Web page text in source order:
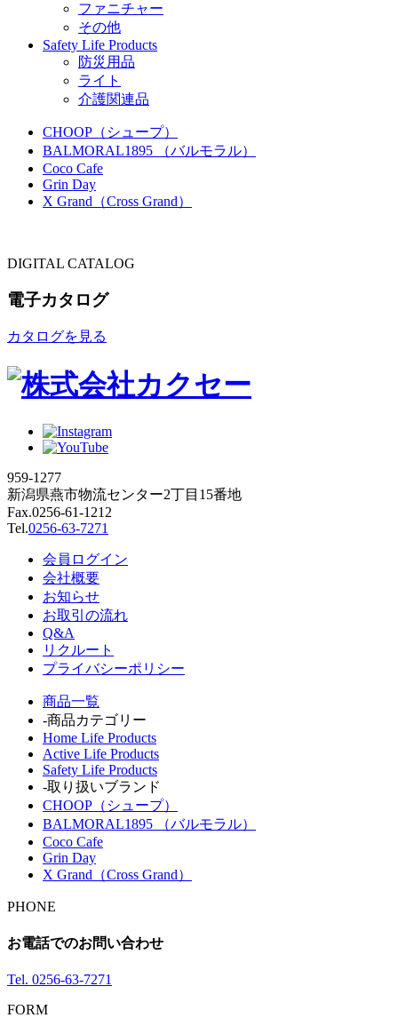
ファニチャー
その他
Safety Life Products
防災用品
ライト
介護関連品
CHOOP（シュープ）
BALMORAL1895 （バルモラル）
Coco Cafe
Grin Day
X Grand（Cross Grand）
DIGITAL CATALOG
電子カタログ
カタログを見る
959-1277
新潟県燕市物流センター2丁目15番地
Fax.0256-61-1212
Tel.0256-63-7271
会員ログイン
会社概要
お知らせ
お取引の流れ
Q&A
リクルート
プライバシーポリシー
商品一覧
-商品カテゴリー
Home Life Products
Active Life Products
Safety Life Products
-取り扱いブランド
CHOOP（シュープ）
BALMORAL1895 （バルモラル）
Coco Cafe
Grin Day
X Grand（Cross Grand）
PHONE
お電話でのお問い合わせ
Tel. 0256-63-7271
FORM